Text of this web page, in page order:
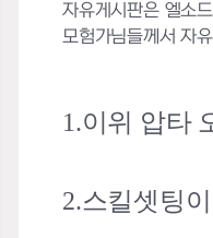
자유게시판은 엘소
모험가님들께서 자
1.이위 압타
2.스킬셋팅